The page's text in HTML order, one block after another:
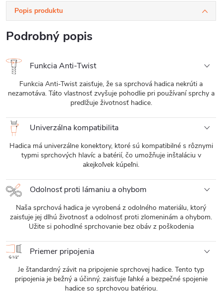
Popis produktu
Podrobný popis
Funkcia Anti-Twist
Funkcia Anti-Twist zaisťuje, že sa sprchová hadica nekrúti a
nezamotáva. Táto vlastnosť zvyšuje pohodlie pri používaní sprchy a
predlžuje životnosť hadice.
Univerzálna kompatibilita
Hadica má univerzálne konektory, ktoré sú kompatibilné s rôznymi
typmi sprchových hlavíc a batérií, čo umožňuje inštaláciu v
akejkoľvek kúpeľni.
Odolnosť proti lámaniu a ohybom
Naša sprchová hadica je vyrobená z odolného materiálu, ktorý
zaisťuje jej dlhú životnosť a odolnosť proti zlomeninám a ohybom.
Užite si pohodlné sprchovanie bez obáv z poškodenia
Priemer pripojenia
Je štandardný závit na pripojenie sprchovej hadice. Tento typ
pripojenia je bežný a účinný, zaisťuje ľahké a bezpečné spojenie
hadice so sprchovou batériou.